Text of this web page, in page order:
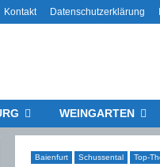
Kontakt Datenschutzerklärung
WEINGARTEN
Baienfurt Schussental Top-